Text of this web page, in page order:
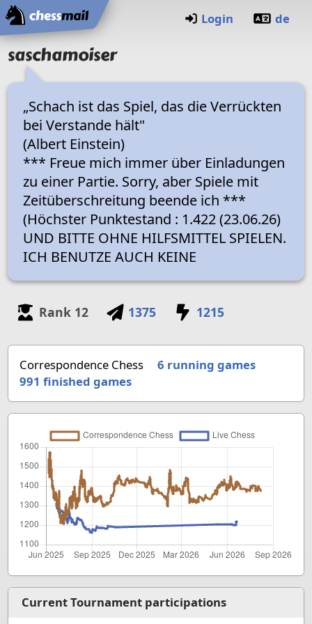
Home
Login de
saschamoiser
„Schach ist das Spiel, das die Verrückten
bei Verstande hält"
(Albert Einstein)
*** Freue mich immer über Einladungen
zu einer Partie. Sorry, aber Spiele mit
Zeitüberschreitung beende ich ***
(Höchster Punktestand : 1.422 (23.06.26)
UND BITTE OHNE HILFSMITTEL SPIELEN.
ICH BENUTZE AUCH KEINE
Rank 12 1375 1215
Correspondence Chess
6 running games
991 finished games
Current Tournament participations